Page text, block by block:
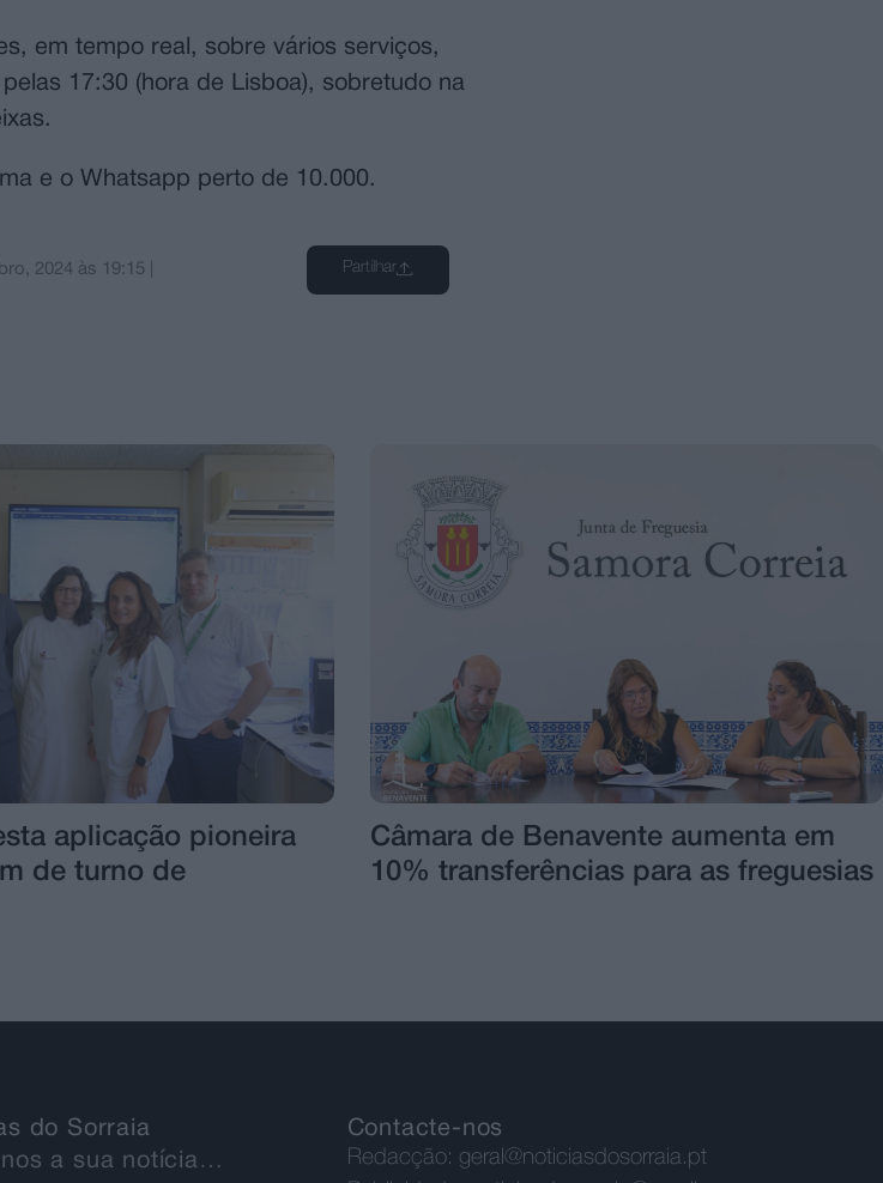
em tempo real, sobre vários serviços,
17:30 (hora de Lisboa), sobretudo na
e o Whatsapp perto de 10.000.
2024 às 19:15 Partilhar
aplicação pioneira
de turno de
Câmara de Benavente aumenta em
10% transferências para as freguesias
do Sorraia
nos a sua notícia…
Contacte-nos
Redacção: geral@noticiasdosorraia.pt